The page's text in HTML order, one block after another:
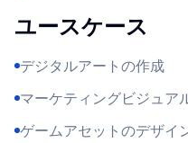
ユースケース
デジタルアートの作成
マーケティングビジュア
ゲームアセットのデザイ